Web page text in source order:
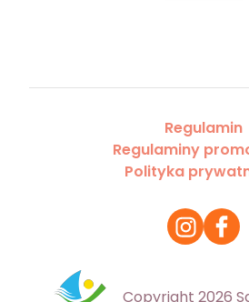
Regulamin
Regulaminy
Polityka
Copyright 2026